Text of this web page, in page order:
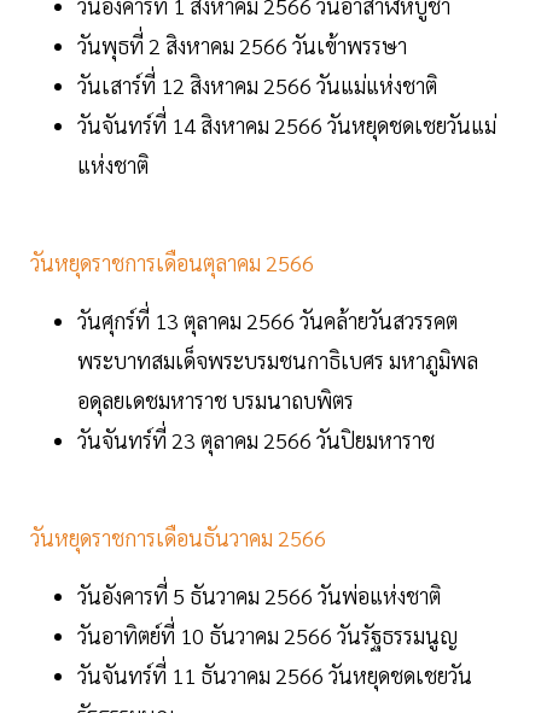
วันพุธที่ 2 สิงหาคม 2566 วันเข้าพรรษา
วันเสาร์ที่ 12 สิงหาคม 2566 วันแม่แห่งชาติ
วันจันทร์ที่ 14 สิงหาคม 2566 วันหยุดชดเชยวันแม่
แห่งชาติ
วันหยุดราชการเดือนตุลาคม 2566
วันศุกร์ที่ 13 ตุลาคม 2566 วันคล้ายวันสวรรคต
พระบาทสมเด็จพระบรมชนกาธิเบศร มหาภูมิพล
อดุลยเดชมหาราช บรมนาถบพิตร
วันจันทร์ที่ 23 ตุลาคม 2566 วันปิยมหาราช
วันหยุดราชการเดือนธันวาคม 2566
วันอังคารที่ 5 ธันวาคม 2566 วันพ่อแห่งชาติ
วันอาทิตย์ที่ 10 ธันวาคม 2566 วันรัฐธรรมนูญ
วันจันทร์ที่ 11 ธันวาคม 2566 วันหยุดชดเชยวัน